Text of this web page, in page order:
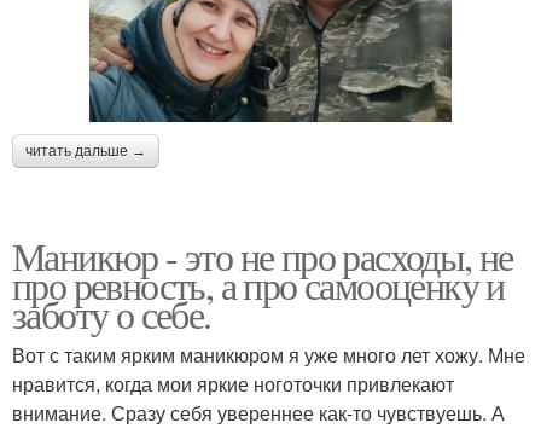
читать дальше →
Маникюр - это не про расходы, не
про ревность, а про самооценку и
заботу о себе.
Вот с таким ярким маникюром я уже много лет хожу. Мне
нравится, когда мои яркие ноготочки привлекают
внимание. Сразу себя увереннее как-то чувствуешь. А